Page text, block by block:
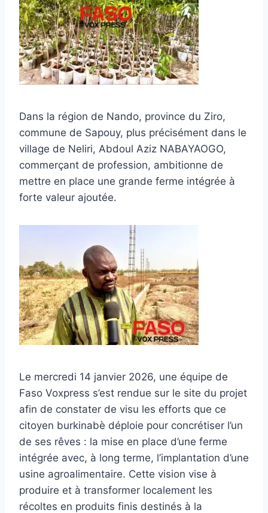
Dans la région de Nando, province du Ziro,
commune de Sapouy, plus précisément dans le
village de Neliri, Abdoul Aziz NABAYAOGO,
commerçant de profession, ambitionne de
mettre en place une grande ferme intégrée à
forte valeur ajoutée.
Le mercredi 14 janvier 2026, une équipe de
Faso Voxpress s’est rendue sur le site du projet
afin de constater de visu les efforts que ce
citoyen burkinabè déploie pour concrétiser l’un
de ses rêves : la mise en place d’une ferme
intégrée avec, à long terme, l’implantation d’une
usine agroalimentaire. Cette vision vise à
produire et à transformer localement les
récoltes en produits finis destinés à la